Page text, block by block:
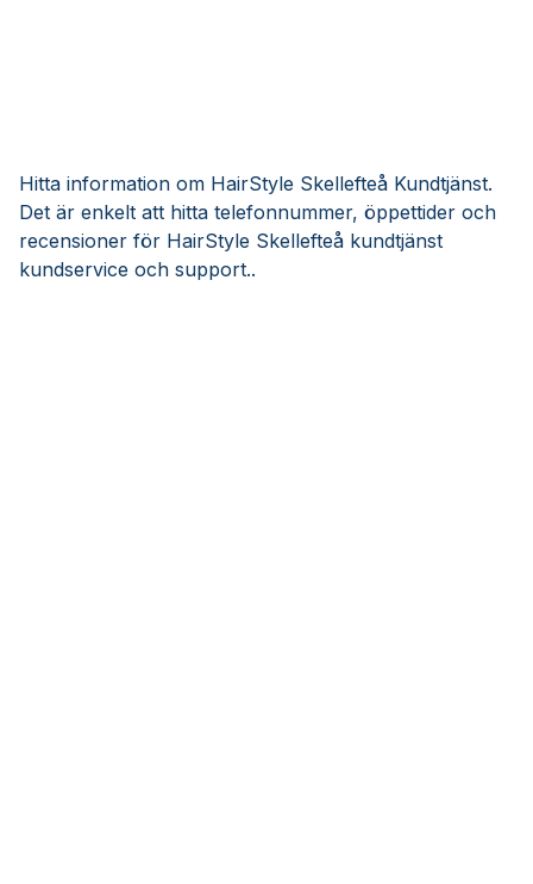
Hitta information om HairStyle Skellefteå Kundtjänst.
Det är enkelt att hitta telefonnummer, öppettider och
recensioner för HairStyle Skellefteå kundtjänst
kundservice och support..